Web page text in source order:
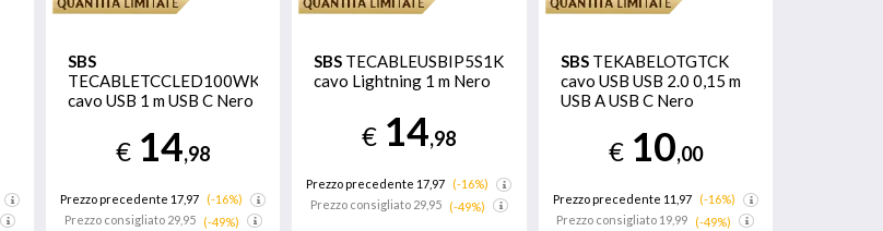
SBS
TECABLETCCLED100WK
cavo USB 1 m USB C Nero
€ 14,98
Prezzo precedente 17,97
(-16%)
Prezzo consigliato29,95 (-49%)
SBS TECABLEUSBIP5S1K
cavo Lightning 1 m Nero
€ 14,98
Prezzo precedente 17,97
(-16%)
Prezzo consigliato29,95 (-49%)
SBS TEKABELOTGTCK
cavo USB USB 2.0 0,15 m
USB A USB C Nero
€ 10,00
Prezzo precedente 11,97
(-16%)
Prezzo consigliato 19,99 (-49%)